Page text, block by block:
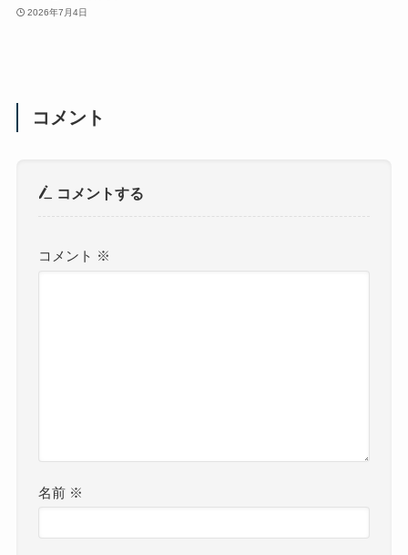
2026年7月4日
コメント
コメントする
コメント ※
名前 ※